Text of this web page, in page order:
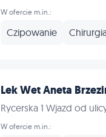
W ofercie m.in.:
Czipowanie
Lek Wet Aneta
Rycerska 1 Wjazd od
W ofercie m.in.: